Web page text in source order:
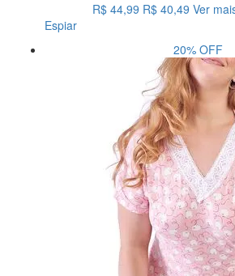
R$ 44,99 R$ 40,49 Ver
Espiar
20% OFF